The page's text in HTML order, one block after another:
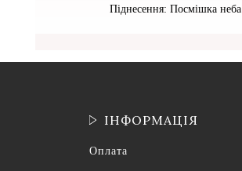
Піднесення: Посмішка неба
ІНФОРМАЦІЯ
Оплата